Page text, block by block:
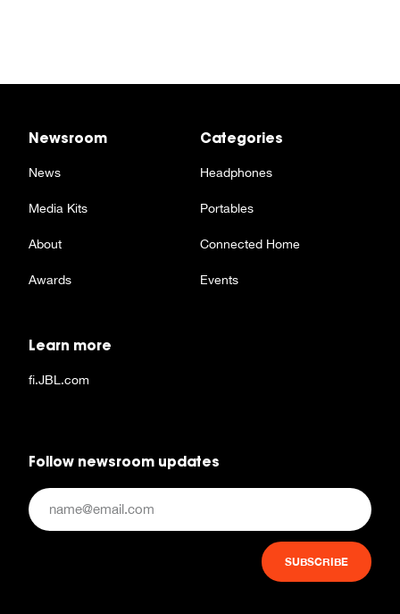
Newsroom
News
Media Kits
About
Awards
Categories
Headphones
Portables
Connected Home
Events
Learn more
fi.JBL.com
Follow newsroom updates